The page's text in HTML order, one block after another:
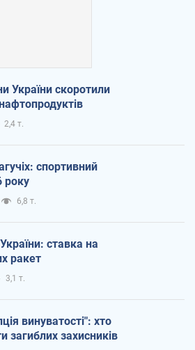
України скоротили
2,4 т.
спортивний
року
6,8 т.
ставка на
ракет
3,1 т.
винуватості": хто
загиблих захисників